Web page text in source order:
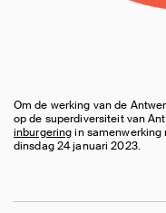
Om de werking van de
op de superdiversiteit van
inburgeringin samenwerking
dinsdag 24 januari 2023.